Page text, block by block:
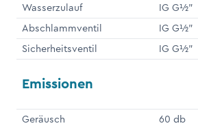
Wasserzulauf
IG G½"
Abschlammventil
IG G½"
Sicherheitsventil
IG G½"
Emissionen
Geräusch 60 db